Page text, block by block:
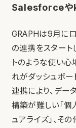
Salesforceや
GRAPHは9月に
の連携をスタート
トのような使い
れがダッシュボー
連携により、デー
構築が難しい「個
ュアライズ」、そ